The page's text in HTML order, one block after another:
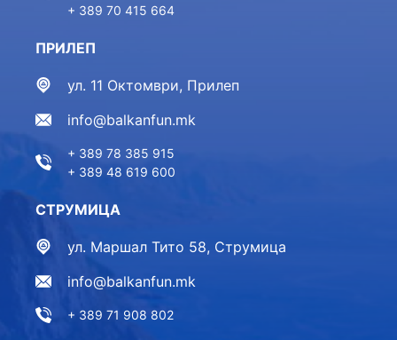
+ 389 70 415 664
ПРИЛЕП
ул. 11 Октомври, Прилеп
info@balkanfun.mk
+ 389 78 385 915
+ 389 48 619 600
СТРУМИЦА
ул. Маршал Тито 58, Струмица
info@balkanfun.mk
+ 389 71 908 802